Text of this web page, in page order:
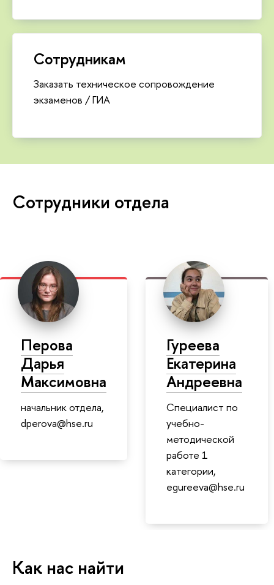
Сотрудникам
Заказать техническое сопровождение
экзаменов / ГИА
Сотрудники отдела
Перова
Дарья
Максимовна
начальник отдела,
dperova@hse.ru
Гуреева
Екатерина
Андреевна
Специалист по
учебно-
методической
работе 1
категории,
egureeva@hse.ru
Как нас найти